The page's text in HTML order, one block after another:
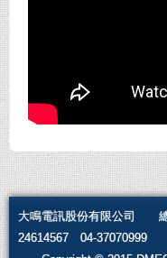
大鳴電訊股份有限公司
24614567 04-37070999